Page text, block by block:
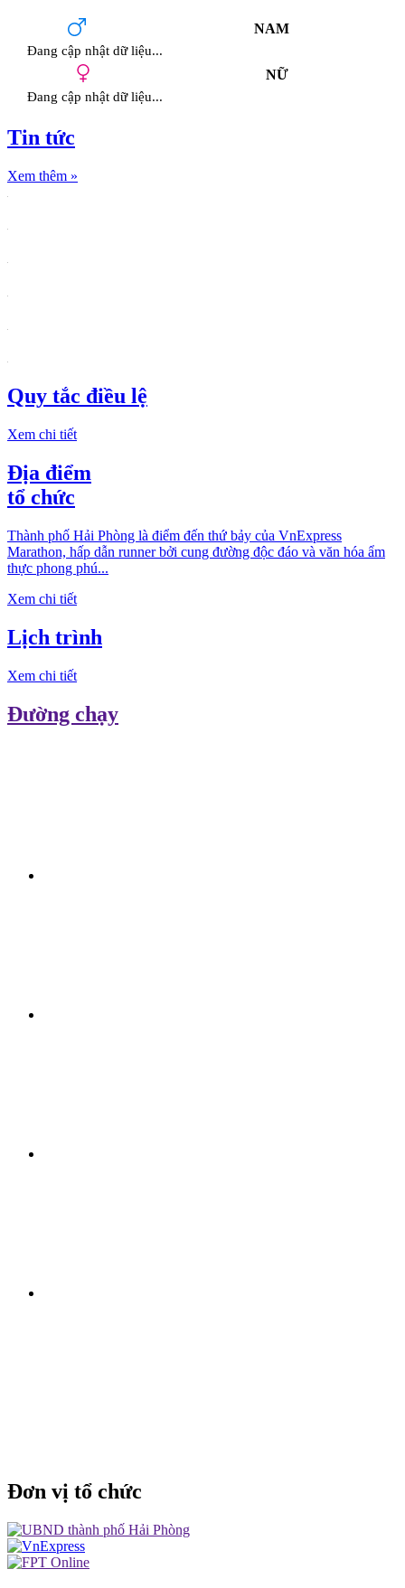
NAM
Đang cập nhật dữ liệu...
NỮ
Đang cập nhật dữ liệu...
Tin tức
Xem thêm »
Quy tắc điều lệ
Xem chi tiết
Địa điểm
tổ chức
Thành phố Hải Phòng là điểm đến thứ bảy của VnExpress
Marathon, hấp dẫn runner bởi cung đường độc đáo và văn hóa ẩm
thực phong phú...
Xem chi tiết
Lịch trình
Xem chi tiết
Đường chạy
Đơn vị tổ chức